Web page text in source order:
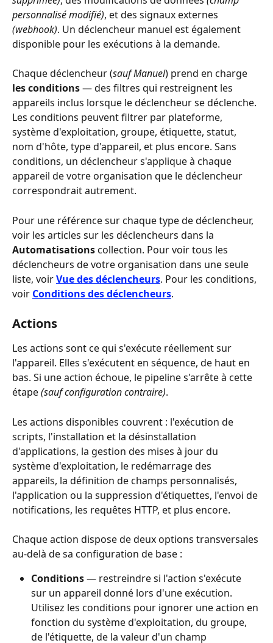
personnalisé modifié), et des signaux externes
(webhook). Un déclencheur manuel est également
disponible pour les exécutions à la demande.
Chaque déclencheur (sauf Manuel) prend en charge
les conditions — des filtres qui restreignent les
appareils inclus lorsque le déclencheur se déclenche.
Les conditions peuvent filtrer par plateforme,
système d'exploitation, groupe, étiquette, statut,
nom d'hôte, type d'appareil, et plus encore. Sans
conditions, un déclencheur s'applique à chaque
appareil de votre organisation que le déclencheur
correspondrait autrement.
Pour une référence sur chaque type de déclencheur,
voir les articles sur les déclencheurs dans la
Automatisations collection. Pour voir tous les
déclencheurs de votre organisation dans une seule
liste, voir Vue des déclencheurs. Pour les conditions,
voir Conditions des déclencheurs.
Actions
Les actions sont ce qui s'exécute réellement sur
l'appareil. Elles s'exécutent en séquence, de haut en
bas. Si une action échoue, le pipeline s'arrête à cette
étape (sauf configuration contraire).
Les actions disponibles couvrent : l'exécution de
scripts, l'installation et la désinstallation
d'applications, la gestion des mises à jour du
système d'exploitation, le redémarrage des
appareils, la définition de champs personnalisés,
l'application ou la suppression d'étiquettes, l'envoi de
notifications, les requêtes HTTP, et plus encore.
Chaque action dispose de deux options transversales
au-delà de sa configuration de base :
Conditions — restreindre si l'action s'exécute
sur un appareil donné lors d'une exécution.
Utilisez les conditions pour ignorer une action en
fonction du système d'exploitation, du groupe,
de l'étiquette, de la valeur d'un champ